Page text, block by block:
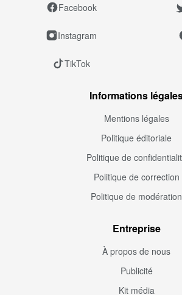
Facebook
Instagram
TikTok
Informations
Mentions légales
Politique éditoriale
Politique de
Politique de correction
Politique de modération
Entreprise
À propos de nous
Publicité
Kit média